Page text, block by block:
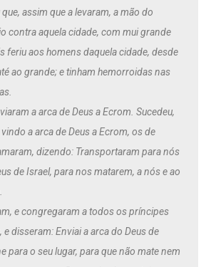
que, assim que a levaram, a mão do
contra aquela cidade, com mui grande
feriu aos homens daquela cidade, desde
ao grande; e tinham hemorroidas nas
a arca de Deus a Ecrom. Sucedeu,
a arca de Deus a Ecrom, os de
dizendo: Transportaram para nós
de Israel, para nos matarem, a nós e ao
e congregaram a todos os príncipes
e disseram: Enviai a arca do Deus de
para o seu lugar, para que não mate nem